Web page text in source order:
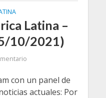
Latina –
10/2021)
con un panel de
actuales: Por